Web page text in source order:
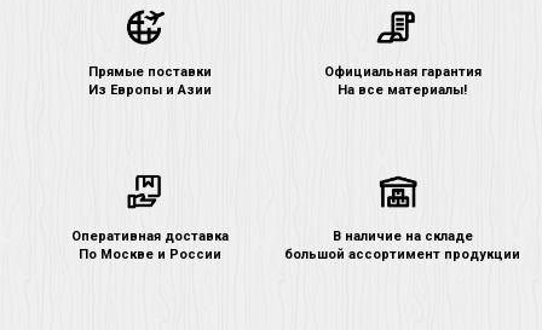
Прямые поставки
Из Европы и Азии
Официальная гарантия
На все материалы!
Оперативная доставка
По Москве и России
В наличие на складе
большой ассортимент продукции